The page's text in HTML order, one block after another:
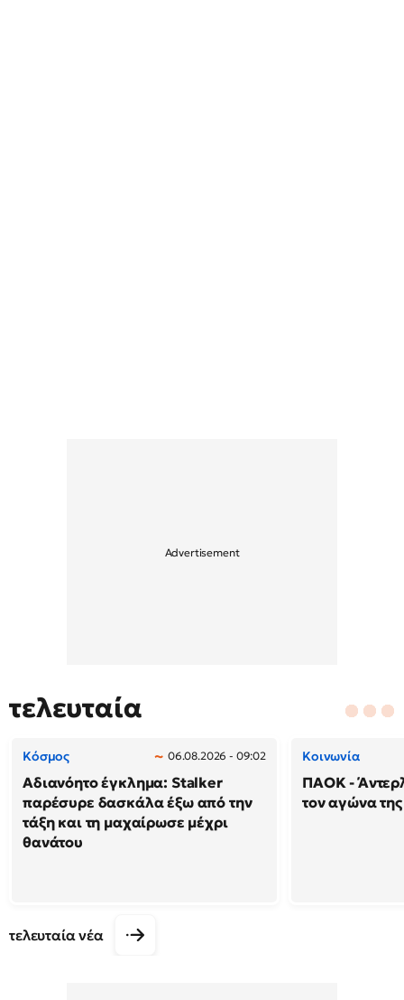
τελευταία
Κόσμος 06.08.2026 - 09:02
Αδιανόητο έγκλημα: Stalker
παρέσυρε δασκάλα έξω από την
τάξη και τη μαχαίρωσε μέχρι
θανάτου
Κοινωνία
ΠΑΟΚ -
τον αγώνα
τελευταία νέα